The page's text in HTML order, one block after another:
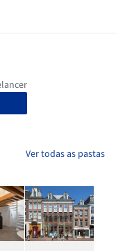
Ver todas as pastas